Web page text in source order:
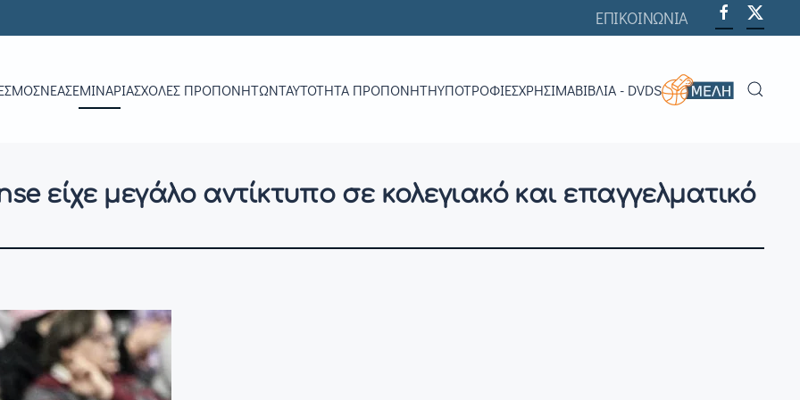
ΕΠΙΚΟΙΝΩΝΙΑ
ΝΕΑΣΕΜΙΝΆΡΙΑΣΧΟΛΈΣ ΠΡΟΠΟΝΗΤΏΝΤΑΥΤΌΤΗΤΑ ΠΡΟΠΟΝΗΤΉΥΠΟΤΡΟΦΊΕΣΧΡΗΣΙΜΑΒΙΒΛΊΑ - DVDS
είχε μεγάλο αντίκτυπο σε κολεγιακό και επαγγελματικό